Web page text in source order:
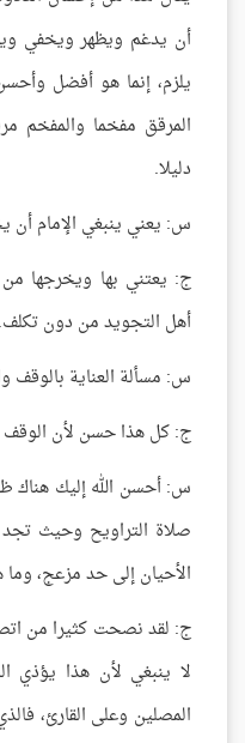
أن يدغم ويظهر ويخفي
يلزم، إنما هو أفضل
المرقق مفخما والمفخم
دليلا.
س: يعني ينبغي الإمام
ج: يعتني بها ويخرجها
أهل التجويد من دون تكلف.
س: مسألة العناية بالوقف
ج: كل هذا حسن لأن الوقف
س: أحسن الله إليك هناك
صلاة التراويح وحيث
الأحيان إلى حد مزعج،
ج: لقد نصحت كثيرا من
لا ينبغي لأن هذا
المصلين وعلى القارئ،